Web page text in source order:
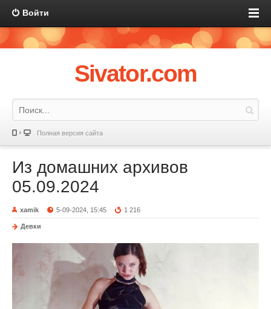
Войти
Sivator.com
Полная версия сайта
Из домашних архивов
05.09.2024
xamik 5-09-2024, 15:45 1 216
Девки